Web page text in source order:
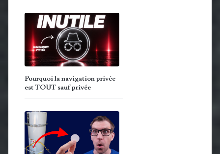
Pourquoi la navigation privée
est TOUT sauf privée